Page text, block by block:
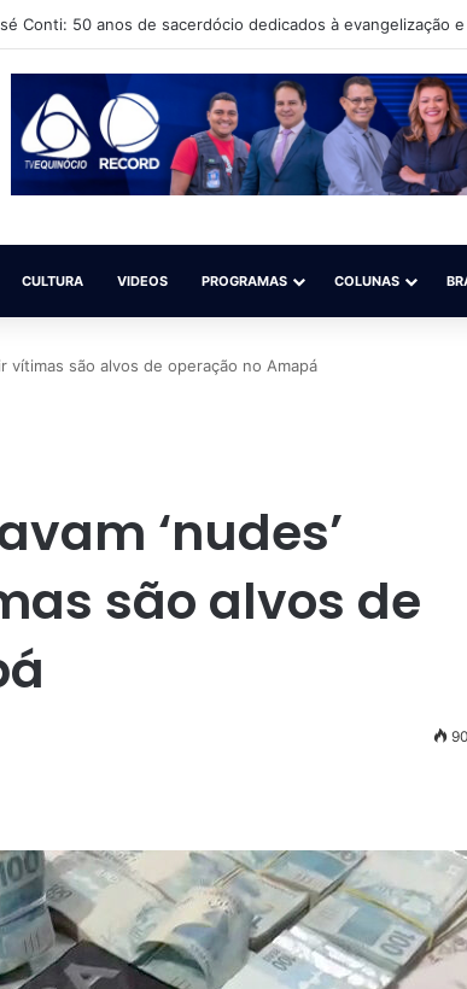
Língua Solta (Iacls) abre matrículas para o projeto
CULTURA VIDEOS PROGRAMAS COLUNAS
vítimas são alvos de operação no Amapá
‘nudes’
são alvos de
90